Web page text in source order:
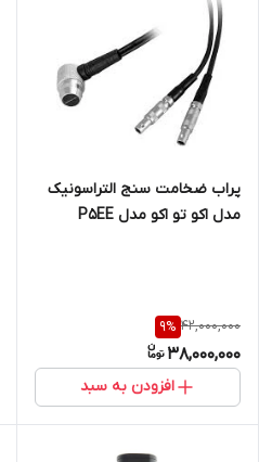
پراب ضخامت سنج التراسونیک
مدل اکو تو اکو مدل P5EE
42,000,000
9%
38,000,000
افزودن به سبد